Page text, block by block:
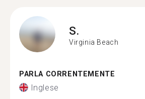
S.
Virginia Beach
PARLA CORRENTEMENTE
Inglese